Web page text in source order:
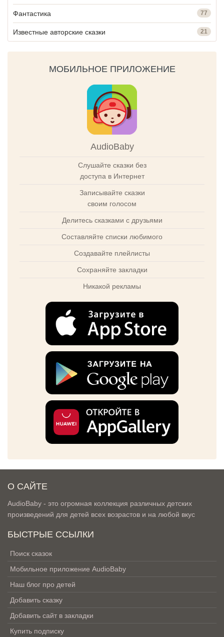
Фантастика 77
Известные авторские сказки 21
МОБИЛЬНОЕ ПРИЛОЖЕНИЕ
AudioBaby
Слушайте сказки без
доступа в Интернет
Записывайте сказки
своим голосом
Делитесь сказками с друзьями
Составляйте списки любимого
Создавайте плейлисты
Сохраняйте закладки
Никакой рекламы
О САЙТЕ
AudioBaby - это огромная коллекция различных детских
произведений для детей всех возрастов и на любой вкус
БЫСТРЫЕ ССЫЛКИ
Поиск сказок
Мобильное приложение AudioBaby
Наш блог про детей
Добавить сказку
Добавить сайт в закладки
Купить подписку